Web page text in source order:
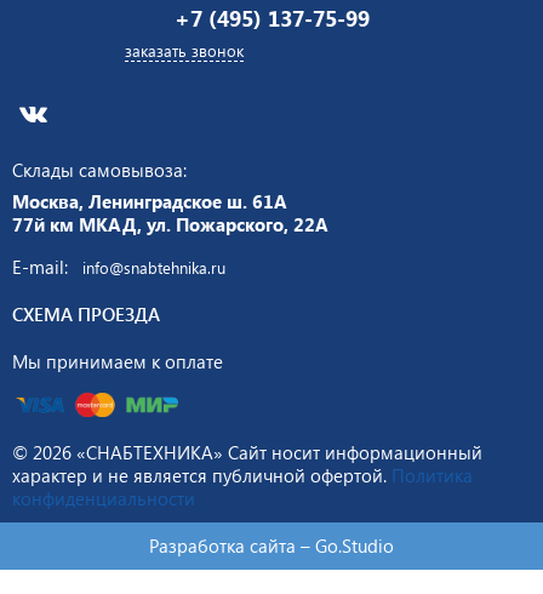
+7 (495) 137-75-99
заказать звонок
Склады самовывоза:
Москва, Ленинградское ш. 61А
77й км МКАД, ул. Пожарского, 22А
E-mail:
info@snabtehnika.ru
СХЕМА ПРОЕЗДА
Мы принимаем к оплате
© 2026 «СНАБТЕХНИКА» Сайт носит информационный
характер и не является публичной офертой. Политика
конфиденциальности
Разработка сайта – Go.Studio